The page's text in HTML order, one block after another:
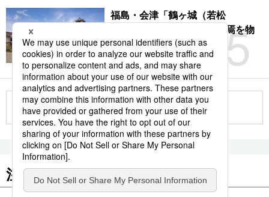
5
福島・会津「鶴ヶ城（若松
城）」：サムライの時代終焉を物
語る赤瓦の名城
2026.08.09
もっと見る
注目のキーワード